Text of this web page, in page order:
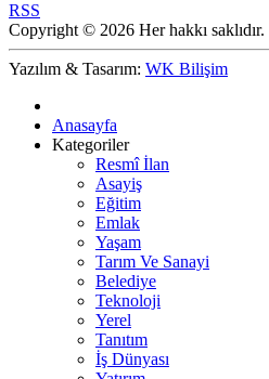
RSS
Copyright © 2026 Her hakkı saklıdır.
Yazılım & Tasarım: WK Bilişim
Anasayfa
Kategoriler
Resmî İlan
Asayiş
Eğitim
Emlak
Yaşam
Tarım Ve Sanayi
Belediye
Teknoloji
Yerel
Tanıtım
İş Dünyası